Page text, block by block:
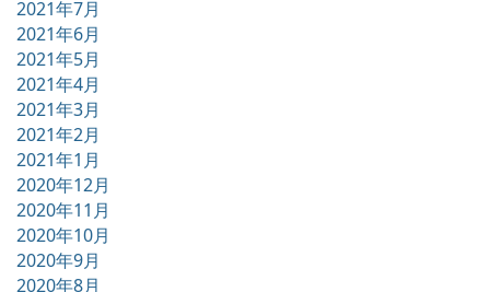
2021年7月
2021年6月
2021年5月
2021年4月
2021年3月
2021年2月
2021年1月
2020年12月
2020年11月
2020年10月
2020年9月
2020年8月